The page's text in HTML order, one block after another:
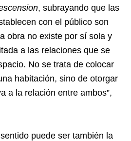
, subrayando que las
con el público son
obra no existe por sí sola y
a las relaciones que se
No se trata de colocar
habitación, sino de otorgar
a la relación entre ambos”,
puede ser también la